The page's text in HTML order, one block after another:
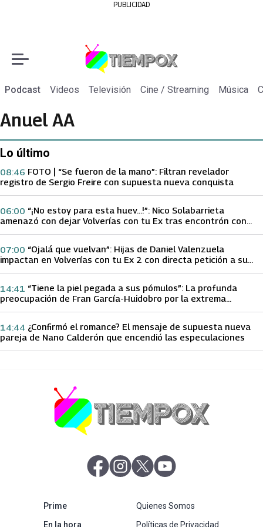
PUBLICIDAD
Podcast Videos Televisión Cine / Streaming Música
Anuel AA
Lo último
FOTO | “Se fueron de la mano”: Filtran revelador
registro de Sergio Freire con supuesta nueva conquista
08:46
“¡No estoy para esta huev…!”: Nico Solabarrieta
amenazó con dejar Volverías con tu Ex tras encontrón con
06:00
“Ojalá que vuelvan”: Hijas de Daniel Valenzuela
impactan en Volverías con tu Ex 2 con directa petición a su
07:00
“Tiene la piel pegada a sus pómulos”: La profunda
preocupación de Fran García-Huidobro por la extrema
14:41
¿Confirmó el romance? El mensaje de supuesta nueva
pareja de Nano Calderón que encendió las especulaciones
14:44
abre en nueva pestaña
abre en nueva pestaña
abre en nueva pestaña
Primeabre en nueva pestaña
En la horaabre en nueva pestaña
Quienes Somos
Políticas de Privacidad